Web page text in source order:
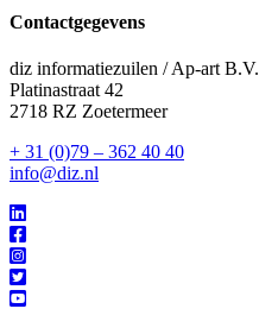
Contactgegevens
diz informatiezuilen / Ap-art B.V.
Platinastraat 42
2718 RZ Zoetermeer
+ 31 (0)79 – 362 40 40
info@diz.nl